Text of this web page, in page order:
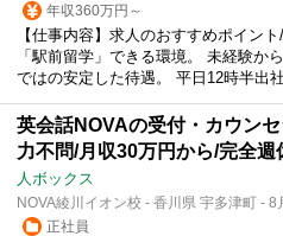
年収360万円～
【仕事内容】求人のおすすめポイン
「駅前留学」できる環境。 未経験か
ではの安定した待遇。 平日12時半出
英会話NOVAの受付・カウン
力不問/月収30万円から/完全週
人ボックス
NOVA綾川イオン校 - 香川県 宇多津町 - 8
正社員